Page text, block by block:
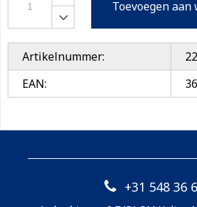
Toevoegen
Artikelnummer:
EAN:
+31 548 36